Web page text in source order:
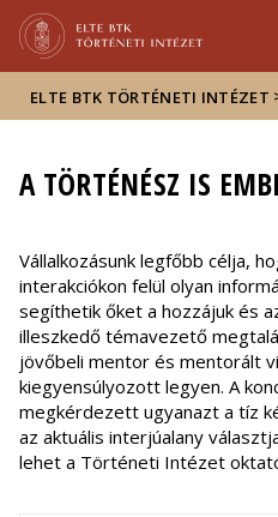
ELTE BTK TÖRTÉNETI INTÉZET
A TÖRTÉNÉSZ IS
Vállalkozásunk legfőbb célja,
interakciókon felül olyan
segíthetik őket a hozzájuk és
illeszkedő témavezető
jövőbeli mentor és mentorált
kiegyensúlyozott legyen. A
megkérdezett ugyanazt a tíz
az aktuális interjúalany
lehet a Történeti Intézet